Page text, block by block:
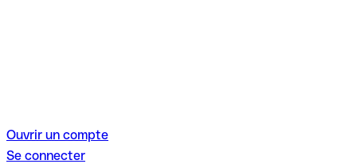
Ouvrir un compte
Se connecter